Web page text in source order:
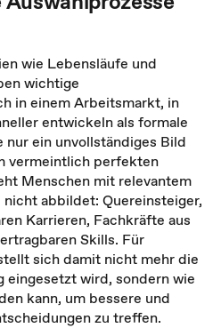
wie Lebensläufe und
wichtige
in einem Arbeitsmarkt, in
entwickeln als formale
nur ein unvollständiges Bild
vermeintlich perfekten
Menschen mit relevantem
abbildet: Quereinsteiger,
Karrieren, Fachkräfte aus
Skills. Für
sich damit nicht mehr die
eingesetzt wird, sondern wie
kann, um bessere und
zu treffen.